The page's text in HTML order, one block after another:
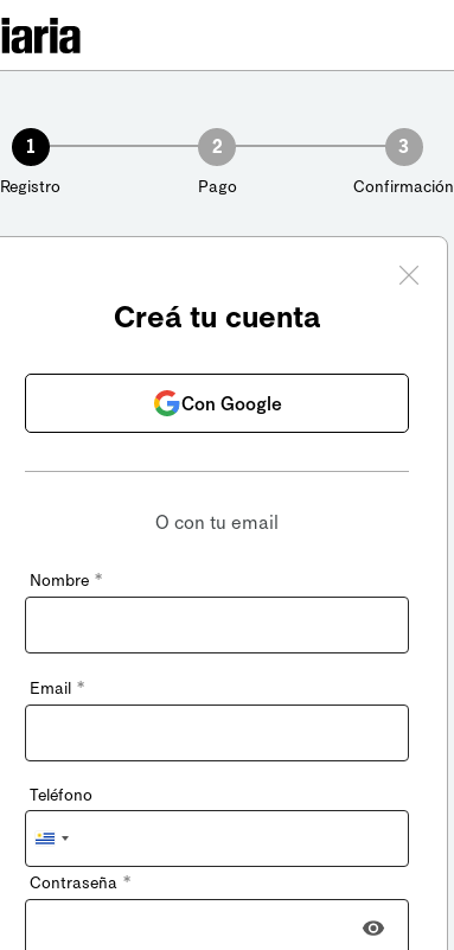
1
Registro
2
Pago
3
Confirmación
Creá tu cuenta
Con Google
O con tu email
Nombre *
Email *
Teléfono
Uruguay
+598
Contraseña *